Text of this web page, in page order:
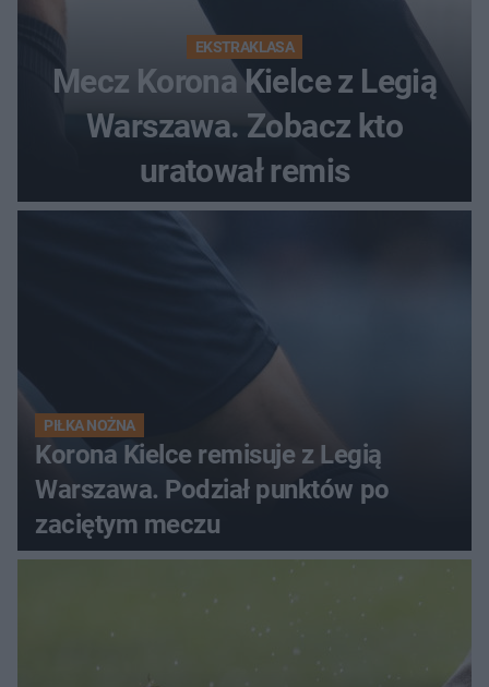
EKSTRAKLASA
Mecz Korona Kielce z Legią
Warszawa. Zobacz kto
uratował remis
PIŁKA NOŻNA
Korona Kielce remisuje z Legią
Warszawa. Podział punktów po
zaciętym meczu